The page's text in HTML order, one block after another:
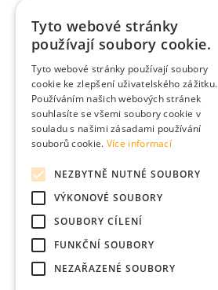
Tyto webové stránky
používají soubory cookie.
Tyto webové stránky používají soubory
cookie ke zlepšení uživatelského zážitku.
Používáním našich webových stránek
souhlasíte se všemi soubory cookie v
souladu s našimi zásadami používání
souborů cookie. Více informací
NEZBYTNĚ NUTNÉ SOUBORY
VÝKONOVÉ SOUBORY
SOUBORY CÍLENÍ
FUNKČNÍ SOUBORY
NEZAŘAZENÉ SOUBORY